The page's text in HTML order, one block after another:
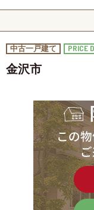
中古一戸建て PRICE
金沢市